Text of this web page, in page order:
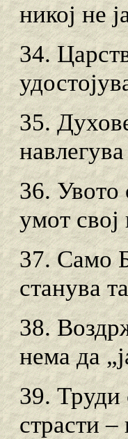
никој не
34.
35.
36. Увото
умот
37. Само
станува
38.
нема да
39. Труди
страсти